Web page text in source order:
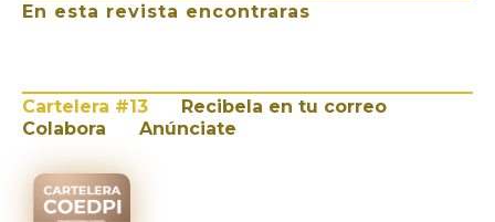
En esta revista encontraras
Cartelera #13
Recibela en tu correo
Colabora
Anúnciate